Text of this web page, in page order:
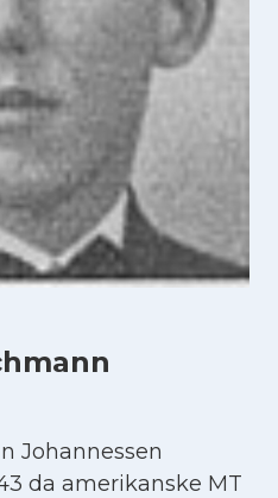
Johannessen
da amerikanske MT